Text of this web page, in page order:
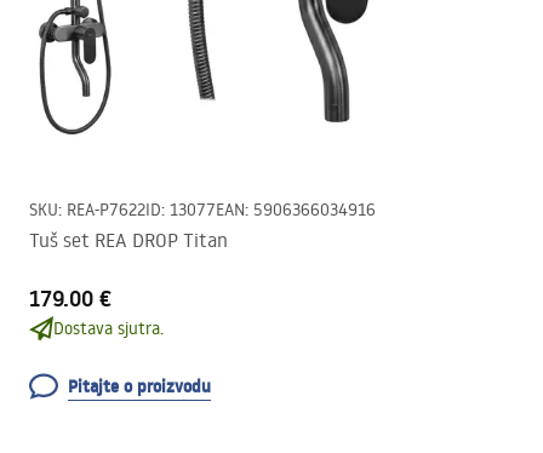
SKU: REA-P7622ID: 13077EAN: 5906366034916
Tuš set REA DROP Titan
179.00 €
Dostava sjutra.
Pitajte o proizvodu